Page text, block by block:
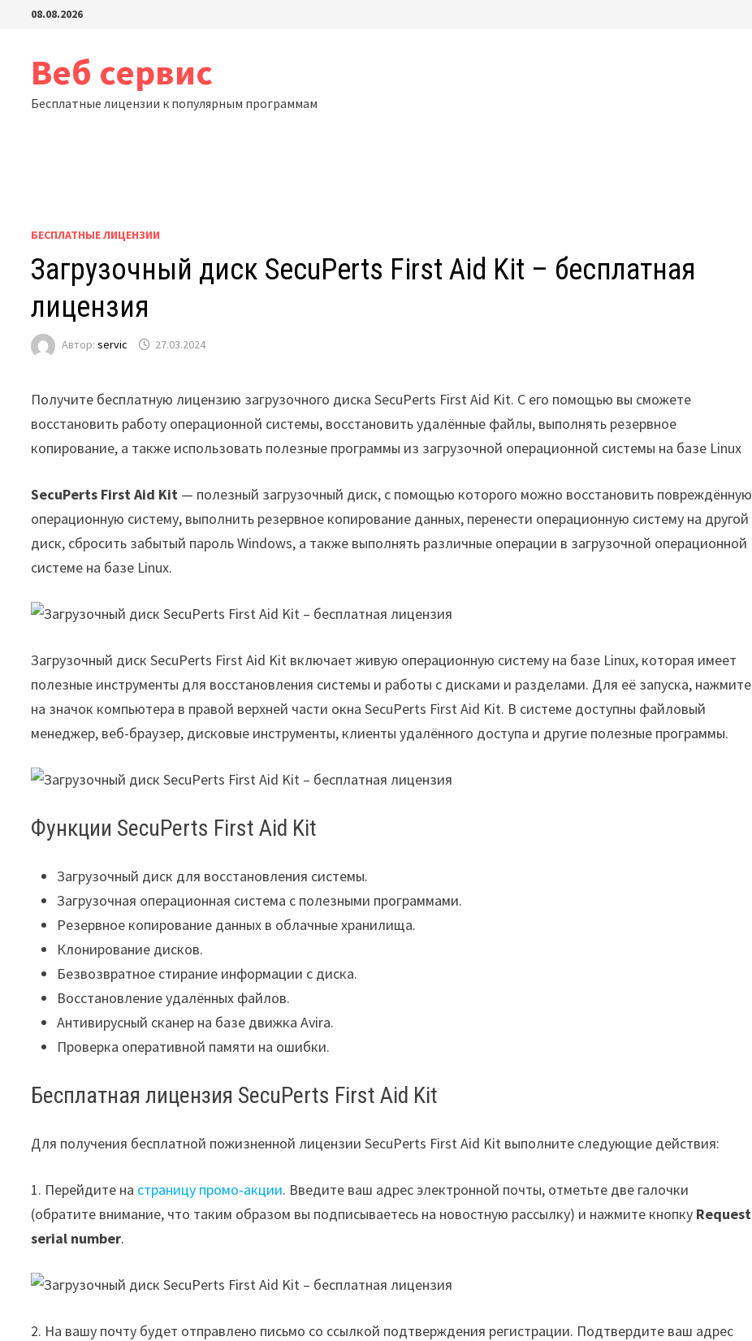
Перейти
содержимому
08.08.2026
Веб сервис
Бесплатные лицензии к популярным программам
БЕСПЛАТНЫЕ ЛИЦЕНЗИИ
Загрузочный диск SecuPerts First Aid Kit – бесплатная
лицензия
Автор:servic 27.03.2024
Получите бесплатную лицензию загрузочного диска SecuPerts First Aid Kit. С его помощью вы сможете
восстановить работу операционной системы, восстановить удалённые файлы, выполнять резервное
копирование, а также использовать полезные программы из загрузочной операционной системы на базе Linux
SecuPerts First Aid Kit — полезный загрузочный диск, с помощью которого можно восстановить повреждённую
операционную систему, выполнить резервное копирование данных, перенести операционную систему на другой
диск, сбросить забытый пароль Windows, а также выполнять различные операции в загрузочной операционной
системе на базе Linux.
Загрузочный диск SecuPerts First Aid Kit включает живую операционную систему на базе Linux, которая имеет
полезные инструменты для восстановления системы и работы с дисками и разделами. Для её запуска, нажмите
на значок компьютера в правой верхней части окна SecuPerts First Aid Kit. В системе доступны файловый
менеджер, веб-браузер, дисковые инструменты, клиенты удалённого доступа и другие полезные программы.
Функции SecuPerts First Aid Kit
Загрузочный диск для восстановления системы.
Загрузочная операционная система с полезными программами.
Резервное копирование данных в облачные хранилища.
Клонирование дисков.
Безвозвратное стирание информации с диска.
Восстановление удалённых файлов.
Антивирусный сканер на базе движка Avira.
Проверка оперативной памяти на ошибки.
Бесплатная лицензия SecuPerts First Aid Kit
Для получения бесплатной пожизненной лицензии SecuPerts First Aid Kit выполните следующие действия:
1. Перейдите на страницу промо-акции. Введите ваш адрес электронной почты, отметьте две галочки
(обратите внимание, что таким образом вы подписываетесь на новостную рассылку) и нажмите кнопку Request
serial number.
2. На вашу почту будет отправлено письмо со ссылкой подтверждения регистрации. Подтвердите ваш адрес